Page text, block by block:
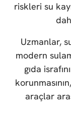
riskleri su
Uzmanlar,
modern
gıda
araçlar